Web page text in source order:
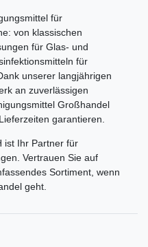
für
von klassischen
für Glas- und
für
unserer langjährigen
an zuverlässigen
Großhandel
garantieren.
ist Ihr Partner für
Vertrauen Sie auf
Sortiment, wenn
geht.